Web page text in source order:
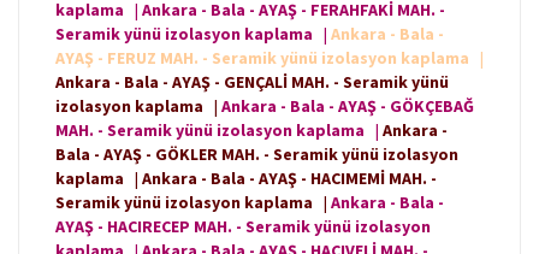
kaplama | Ankara - Bala - AYAŞ - FERAHFAKİ MAH. -
Seramik yünü izolasyon kaplama | Ankara - Bala -
AYAŞ - FERUZ MAH. - Seramik yünü izolasyon kaplama
|
Ankara - Bala - AYAŞ - GENÇALİ MAH. - Seramik yünü
izolasyon kaplama | Ankara - Bala - AYAŞ - GÖKÇEBAĞ
MAH. - Seramik yünü izolasyon kaplama | Ankara -
Bala - AYAŞ - GÖKLER MAH. - Seramik yünü izolasyon
kaplama | Ankara - Bala - AYAŞ - HACIMEMİ MAH. -
Seramik yünü izolasyon kaplama | Ankara - Bala -
AYAŞ - HACIRECEP MAH. - Seramik yünü izolasyon